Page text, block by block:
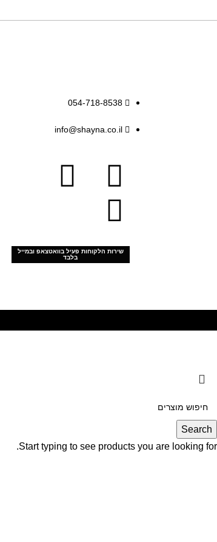
054-718-8538
info@shayna.co.il
שירות הלקוחות פעיל בוואטצאפ ובמייל
בלבד
Search
Start typing to see products you are looking for.